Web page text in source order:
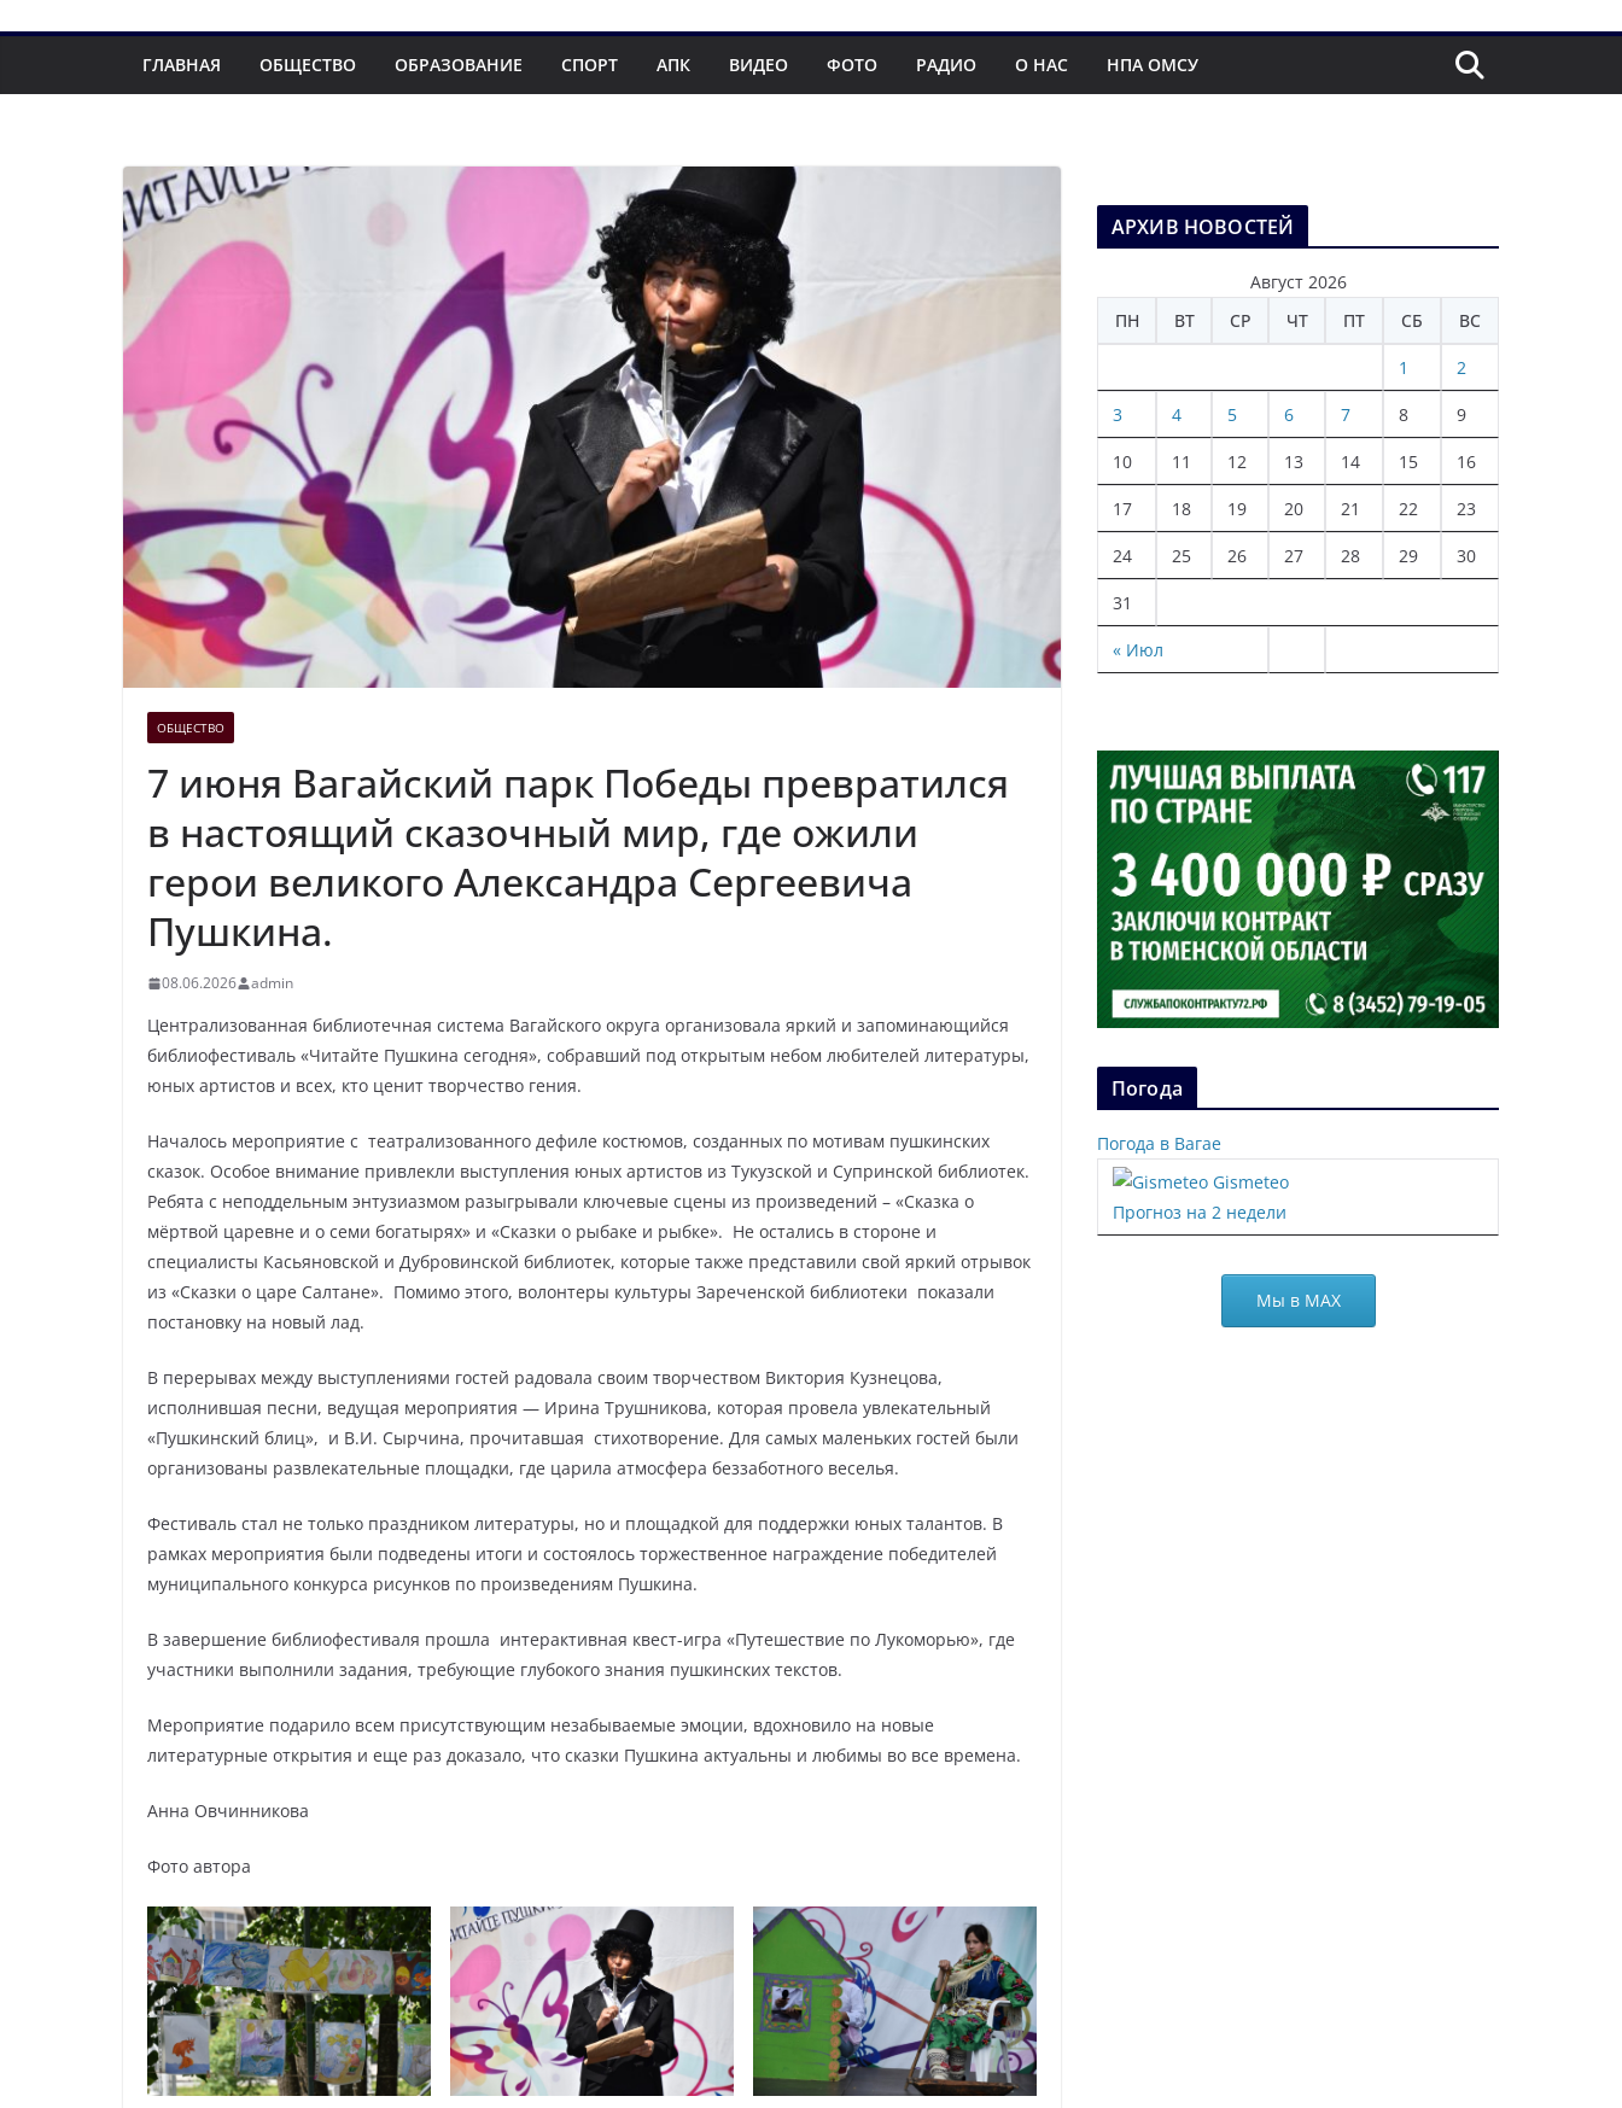
ГЛАВНАЯ ОБЩЕСТВО ОБРАЗОВАНИЕ СПОРТ АПК ВИДЕО ФОТО РАДИО О НАС НПА ОМСУ
ОБЩЕСТВО
7 июня Вагайский парк Победы превратился
в настоящий сказочный мир, где ожили
герои великого Александра Сергеевича
Пушкина.
08.06.2026 admin
Централизованная библиотечная система Вагайского округа организовала яркий и запоминающийся
библиофестиваль «Читайте Пушкина сегодня», собравший под открытым небом любителей литературы,
юных артистов и всех, кто ценит творчество гения.
Началось мероприятие с театрализованного дефиле костюмов, созданных по мотивам пушкинских
сказок. Особое внимание привлекли выступления юных артистов из Тукузской и Супринской библиотек.
Ребята с неподдельным энтузиазмом разыгрывали ключевые сцены из произведений – «Сказка о
мёртвой царевне и о семи богатырях» и «Сказки о рыбаке и рыбке». Не остались в стороне и
специалисты Касьяновской и Дубровинской библиотек, которые также представили свой яркий отрывок
из «Сказки о царе Салтане». Помимо этого, волонтеры культуры Зареченской библиотеки показали
постановку на новый лад.
В перерывах между выступлениями гостей радовала своим творчеством Виктория Кузнецова,
исполнившая песни, ведущая мероприятия — Ирина Трушникова, которая провела увлекательный
«Пушкинский блиц», и В.И. Сырчина, прочитавшая стихотворение. Для самых маленьких гостей были
организованы развлекательные площадки, где царила атмосфера беззаботного веселья.
Фестиваль стал не только праздником литературы, но и площадкой для поддержки юных талантов. В
рамках мероприятия были подведены итоги и состоялось торжественное награждение победителей
муниципального конкурса рисунков по произведениям Пушкина.
В завершение библиофестиваля прошла интерактивная квест-игра «Путешествие по Лукоморью», где
участники выполнили задания, требующие глубокого знания пушкинских текстов.
Мероприятие подарило всем присутствующим незабываемые эмоции, вдохновило на новые
литературные открытия и еще раз доказало, что сказки Пушкина актуальны и любимы во все времена.
Анна Овчинникова
Фото автора
АРХИВ НОВОСТЕЙ
Август 2026
ПН
ВТ СР ЧТ ПТ СБ ВС
« Июл
1 2
3 4 5 6 7 8 9
10 11 12 13 14 15 16
17 18 19 20 21 22 23
24 25 26 27 28 29 30
31
Погода
Погода в Вагае
Gismeteo
Прогноз на 2 недели
Мы в МАХ